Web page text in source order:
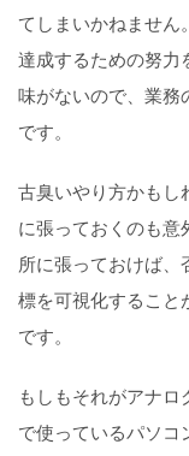
てしまいかねません
達成するための努力
味がないので、業務
です。
古臭いやり方かもし
に張っておくのも意
所に張っておけば、
標を可視化すること
です。
もしもそれがアナ
で使っているパソコ